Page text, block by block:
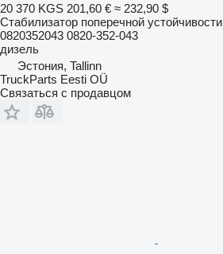
20 370 KGS 201,60 € ≈ 232,90 $
Стабилизатор поперечной устойчивости
0820352043 0820-352-043
дизель
Эстония, Tallinn
TruckParts Eesti OÜ
Связаться с продавцом